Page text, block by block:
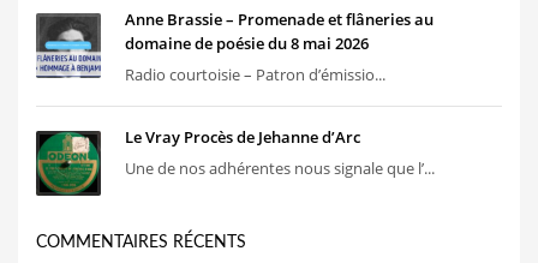
Anne Brassie – Promenade et flâneries au
domaine de poésie du 8 mai 2026
Radio courtoisie – Patron d’émissio...
Le Vray Procès de Jehanne d’Arc
Une de nos adhérentes nous signale que l’...
COMMENTAIRES RÉCENTS